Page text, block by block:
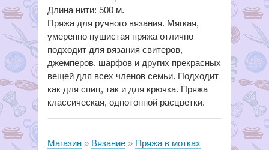
Длина нити: 500 м.
Пряжа для ручного вязания. Мягкая,
умеренно пушистая пряжа отлично
подходит для вязания свитеров,
джемперов, шарфов и других прекрасных
вещей для всех членов семьи. Подходит
как для спиц, так и для крючка. Пряжа
классическая, однотонной расцветки.
Магазин Вязание
Пряжа в мотках